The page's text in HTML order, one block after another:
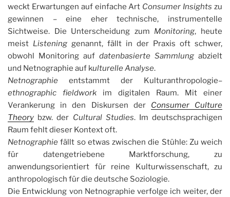
weckt Erwartungen auf einfache Art Consumer Insightszu
gewinnen – eine eher technische, instrumentelle
Sichtweise. Die Unterscheidung zum Monitoring, heute
meist Listening genannt, fällt in der Praxis oft schwer,
obwohl Monitoring auf datenbasierte Sammlung abzielt
und Netnographie auf kulturelle Analyse.
Netnographie entstammt der Kulturanthropologie–
ethnographic fieldwork im digitalen Raum. Mit einer
Verankerung in den Diskursen der Consumer Culture
Theory bzw. der Cultural Studies. Im deutschsprachigen
Raum fehlt dieser Kontext oft.
Netnographie fällt so etwas zwischen die Stühle: Zu weich
für datengetriebene Marktforschung, zu
anwendungsorientiert für reine Kulturwissenschaft, zu
anthropologisch für die deutsche Soziologie.
Die Entwicklung von Netnographie verfolge ich weiter, der